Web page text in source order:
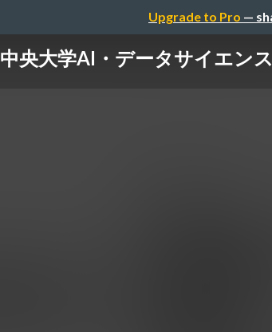
Upgrade to Pro —
中央大学AI・データサイエ